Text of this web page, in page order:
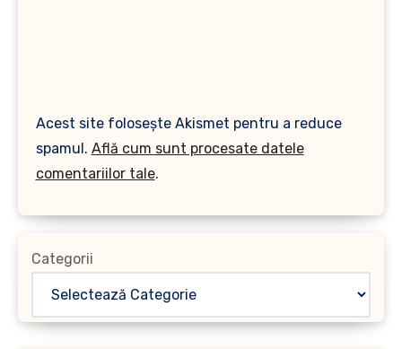
Acest site folosește Akismet pentru a reduce
spamul. Află cum sunt procesate datele
comentariilor tale.
Categorii